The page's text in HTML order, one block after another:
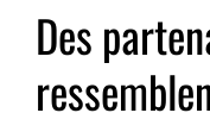
Des